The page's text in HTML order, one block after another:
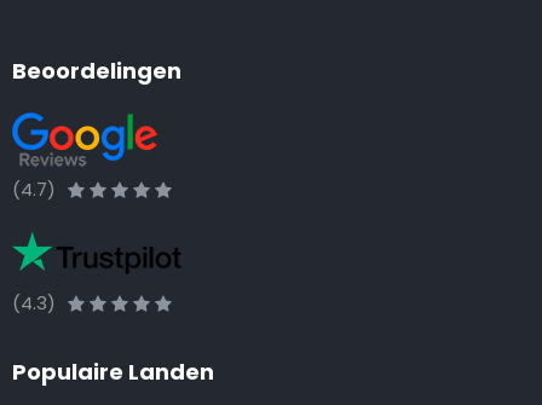
Beoordelingen
(4.7)
(4.3)
Populaire Landen